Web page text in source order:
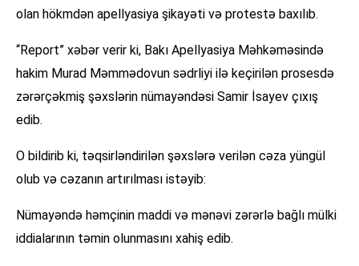
olan hökmdən apellyasiya şikayəti və protestə baxılıb.
“Report” xəbər verir ki, Bakı Apellyasiya Məhkəməsində
hakim Murad Məmmədovun sədrliyi ilə keçirilən prosesdə
zərərçəkmiş şəxslərin nümayəndəsi Samir İsayev çıxış
edib.
O bildirib ki, təqsirləndirilən şəxslərə verilən cəza yüngül
olub və cəzanın artırılması istəyib:
Nümayəndə həmçinin maddi və mənəvi zərərlə bağlı mülki
iddialarının təmin olunmasını xahiş edib.